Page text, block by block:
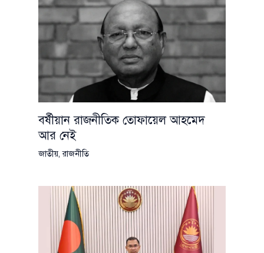
বর্ষীয়ান রাজনীতিক তোফায়েল আহমেদ
আর নেই
জাতীয়,রাজনীতি